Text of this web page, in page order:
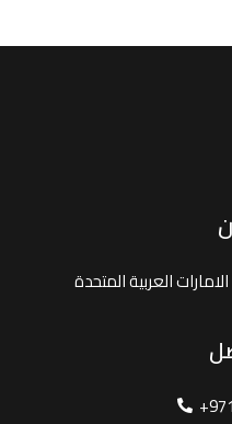
العربية المتحدة